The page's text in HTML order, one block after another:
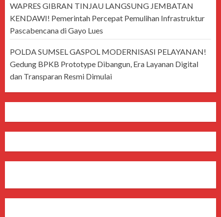
WAPRES GIBRAN TINJAU LANGSUNG JEMBATAN
KENDAWI! Pemerintah Percepat Pemulihan Infrastruktur
Pascabencana di Gayo Lues
POLDA SUMSEL GASPOL MODERNISASI PELAYANAN!
Gedung BPKB Prototype Dibangun, Era Layanan Digital
dan Transparan Resmi Dimulai